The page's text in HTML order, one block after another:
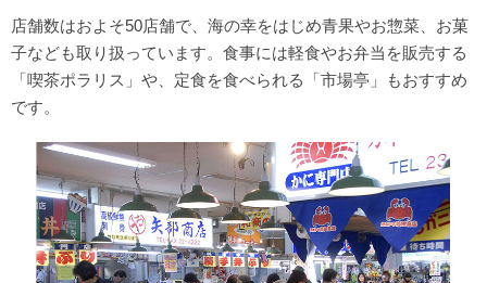
店舗数はおよそ50店舗で、海の幸をはじめ青果やお惣菜、お菓
子なども取り扱っています。食事には軽食やお弁当を販売する
「喫茶ポラリス」や、定食を食べられる「市場亭」もおすすめ
です。